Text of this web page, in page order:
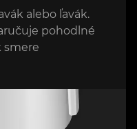
alebo ľavák.
pohodlné
smere